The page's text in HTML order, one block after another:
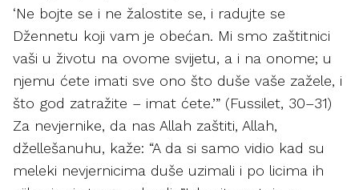
‘Ne bojte se i ne žalostite se, i radujte se
Džennetu koji vam je obećan. Mi smo zaštitnici
vaši u životu na ovome svijetu, a i na onome; u
njemu ćete imati sve ono što duše vaše zažele, i
što god zatražite – imat ćete.’” (Fussilet, 30–31)
Za nevjernike, da nas Allah zaštiti, Allah,
džellešanuhu, kaže: “A da si samo vidio kad su
meleki nevjernicima duše uzimali i po licima ih